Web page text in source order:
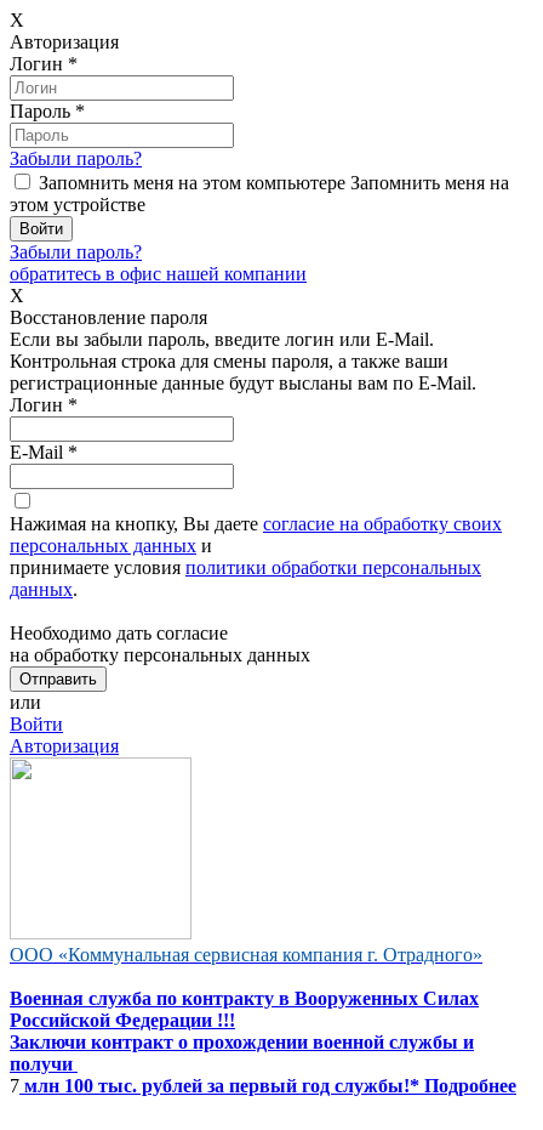
X
Авторизация
Логин *
Пароль *
Забыли пароль?
Запомнить меня на этом компьютере Запомнить меня на
этом устройстве
Забыли пароль?
обратитесь в офис нашей компании
X
Восстановление пароля
Если вы забыли пароль, введите логин или E-Mail.
Контрольная строка для смены пароля, а также ваши
регистрационные данные будут высланы вам по E-Mail.
Логин *
E-Mail *
Нажимая на кнопку, Вы даете согласие на обработку своих
персональных данных и
принимаете условия политики обработки персональных
данных.
Необходимо дать согласие
на обработку персональных данных
или
Войти
Авторизация
ООО «Коммунальная сервисная компания г. Отрадного»
Военная служба по контракту в Вооруженных Силах
Российской Федерации !!!
Заключи контракт о прохождении военной службы и
получи
7 млн 100 тыс. рублей за первый год службы!* Подробнее